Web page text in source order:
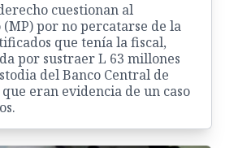
cuestionan al
por no percatarse de la
que tenía la fiscal,
por sustraer L 63 millones
del Banco Central de
eran evidencia de un caso